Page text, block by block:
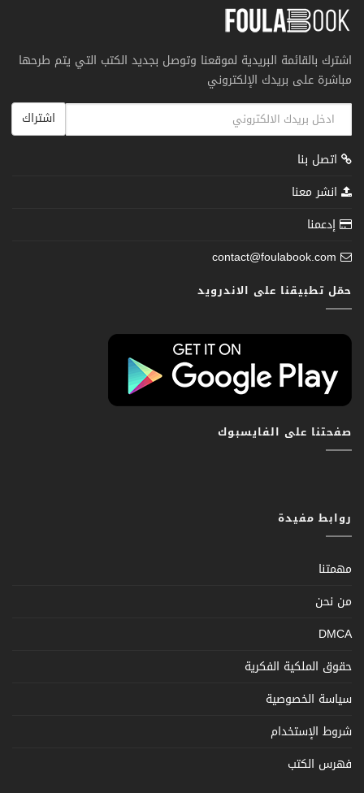
اشترك بالقائمة البريدية لموقعنا وتوصل بجديد الكتب التي يتم طرحها
مباشرة على بريدك الإلكتروني
اشتراك
اتصل بنا
انشر معنا
إدعمنا
contact@foulabook.com
حمّل تطبيقنا على الاندرويد
صفحتنا على الفايسبوك
روابط مفيدة
مهمتنا
من نحن
DMCA
حقوق الملكية الفكرية
سياسة الخصوصية
شروط الإستخدام
فهرس الكتب